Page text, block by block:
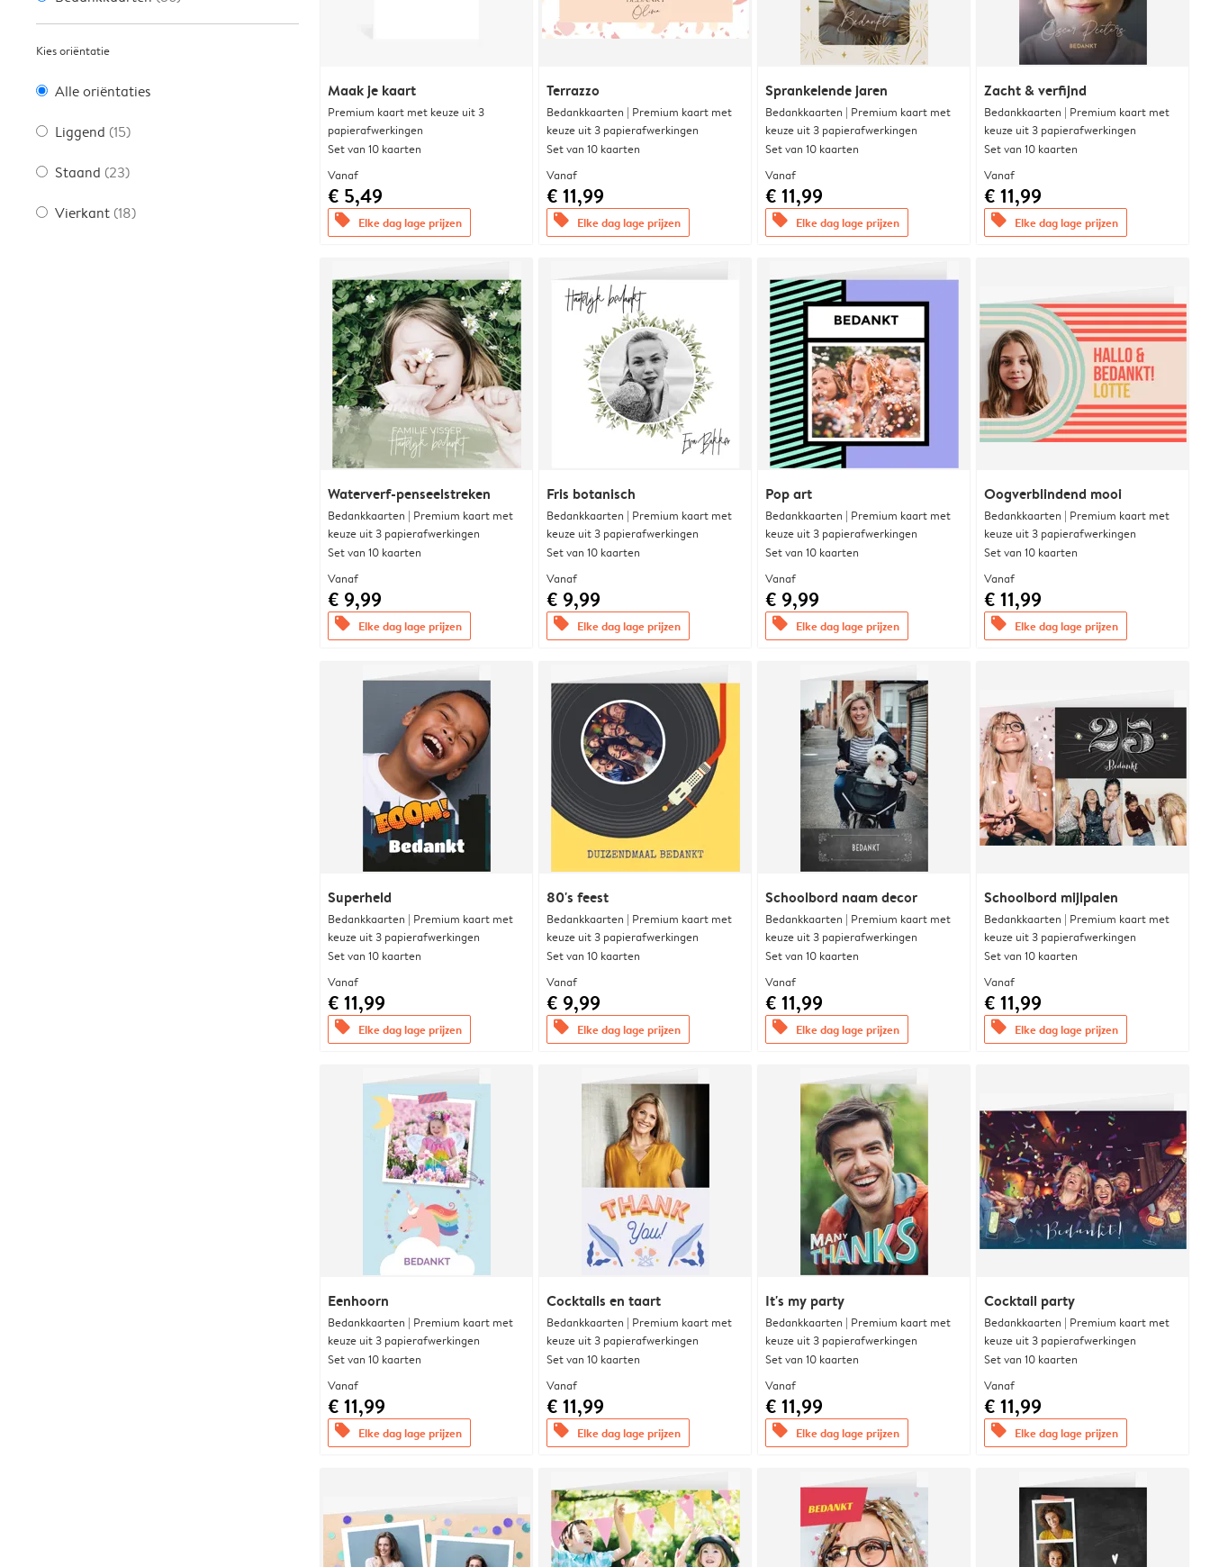
Kies oriëntatie
Alle oriëntaties
Liggend (15)
Staand (23)
Vierkant (18)
Maak je kaart
Premium kaart met keuze uit 3
papierafwerkingen
Set van 10 kaarten
Vanaf
€ 5,49
offers Elke dag lage prijzen
Terrazzo
Bedankkaarten | Premium kaart met
keuze uit 3 papierafwerkingen
Set van 10 kaarten
Vanaf
€ 11,99
offers Elke dag lage prijzen
Sprankelende jaren
Bedankkaarten | Premium kaart met
keuze uit 3 papierafwerkingen
Set van 10 kaarten
Vanaf
€ 11,99
offers Elke dag lage prijzen
Zacht & verfijnd
Bedankkaarten | Premium kaart met
keuze uit 3 papierafwerkingen
Set van 10 kaarten
Vanaf
€ 11,99
offers Elke dag lage prijzen
Waterverf-penseelstreken
Bedankkaarten | Premium kaart met
keuze uit 3 papierafwerkingen
Set van 10 kaarten
Vanaf
€ 9,99
offers Elke dag lage prijzen
Fris botanisch
Bedankkaarten | Premium kaart met
keuze uit 3 papierafwerkingen
Set van 10 kaarten
Vanaf
€ 9,99
offers Elke dag lage prijzen
Pop art
Bedankkaarten | Premium kaart met
keuze uit 3 papierafwerkingen
Set van 10 kaarten
Vanaf
€ 9,99
offers Elke dag lage prijzen
Oogverblindend mooi
Bedankkaarten | Premium kaart met
keuze uit 3 papierafwerkingen
Set van 10 kaarten
Vanaf
€ 11,99
offers Elke dag lage prijzen
Superheld
Bedankkaarten | Premium kaart met
keuze uit 3 papierafwerkingen
Set van 10 kaarten
Vanaf
€ 11,99
offers Elke dag lage prijzen
80's feest
Bedankkaarten | Premium kaart met
keuze uit 3 papierafwerkingen
Set van 10 kaarten
Vanaf
€ 9,99
offers Elke dag lage prijzen
Schoolbord naam decor
Bedankkaarten | Premium kaart met
keuze uit 3 papierafwerkingen
Set van 10 kaarten
Vanaf
€ 11,99
offers Elke dag lage prijzen
Schoolbord mijlpalen
Bedankkaarten | Premium kaart met
keuze uit 3 papierafwerkingen
Set van 10 kaarten
Vanaf
€ 11,99
offers Elke dag lage prijzen
Eenhoorn
Bedankkaarten | Premium kaart met
keuze uit 3 papierafwerkingen
Set van 10 kaarten
Vanaf
€ 11,99
offers Elke dag lage prijzen
Cocktails en taart
Bedankkaarten | Premium kaart met
keuze uit 3 papierafwerkingen
Set van 10 kaarten
Vanaf
€ 11,99
offers Elke dag lage prijzen
It's my party
Bedankkaarten | Premium kaart met
keuze uit 3 papierafwerkingen
Set van 10 kaarten
Vanaf
€ 11,99
offers Elke dag lage prijzen
Cocktail party
Bedankkaarten | Premium kaart met
keuze uit 3 papierafwerkingen
Set van 10 kaarten
Vanaf
€ 11,99
offers Elke dag lage prijzen